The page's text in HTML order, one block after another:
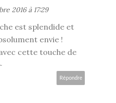
2016 à 17:29
est splendide et
envie !
cette touche de
Répondre